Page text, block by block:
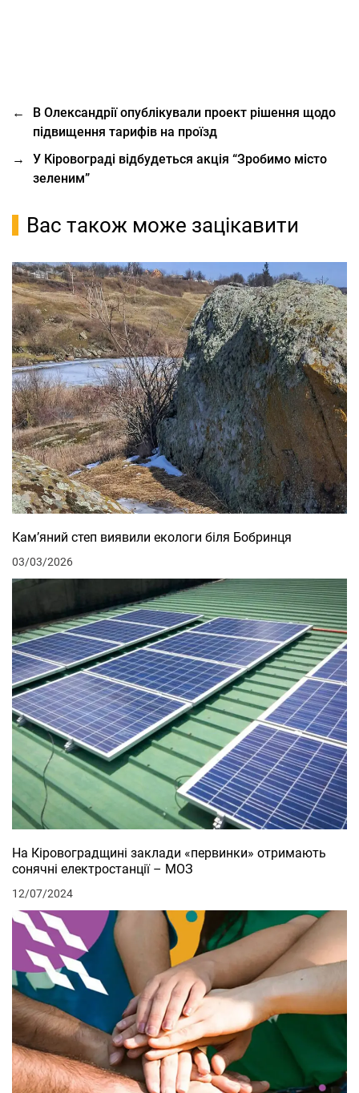
←
В Олександрії опублікували проект рішення щодо
підвищення тарифів на проїзд
→
У Кіровограді відбудеться акція “Зробимо місто
зеленим”
Вас також може зацікавити
Кам’яний степ виявили екологи біля Бобринця
03/03/2026
На Кіровоградщині заклади «первинки» отримають
сонячні електростанції – МОЗ
12/07/2024